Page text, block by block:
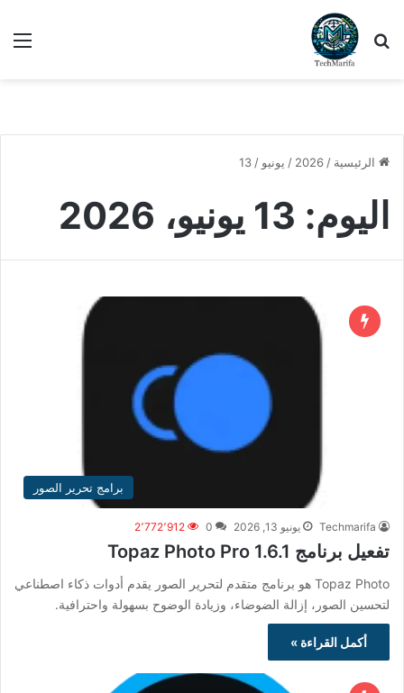
بحث عن
الرئيسية /
2026
/ يونيو /
13
اليوم: 13 يونيو، 2026
برامج تحرير الصور
Techmarifa يونيو 13, 2026 0 2٬772٬912
تفعيل برنامج Topaz Photo Pro 1.6.1
Topaz Photo هو برنامج متقدم لتحرير الصور يقدم أدوات ذكاء اصطناعي
لتحسين الصور، إزالة الضوضاء، وزيادة الوضوح بسهولة واحترافية.
أكمل القراءة »